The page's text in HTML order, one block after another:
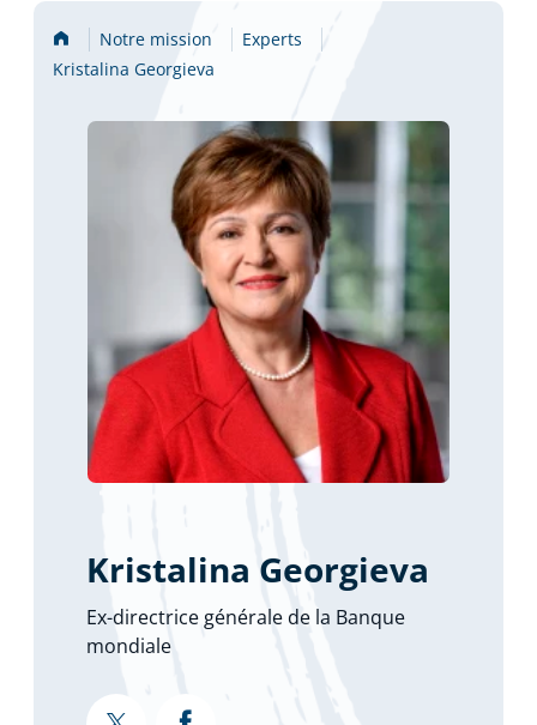
AccueilNotre mission
Experts
Kristalina Georgieva
Kristalina Georgieva
Ex-directrice générale de la Banque
mondiale
""